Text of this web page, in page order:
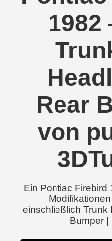
Rear
von
Ein Pontiac Firebird
einschließlich Trunk
Bumper |